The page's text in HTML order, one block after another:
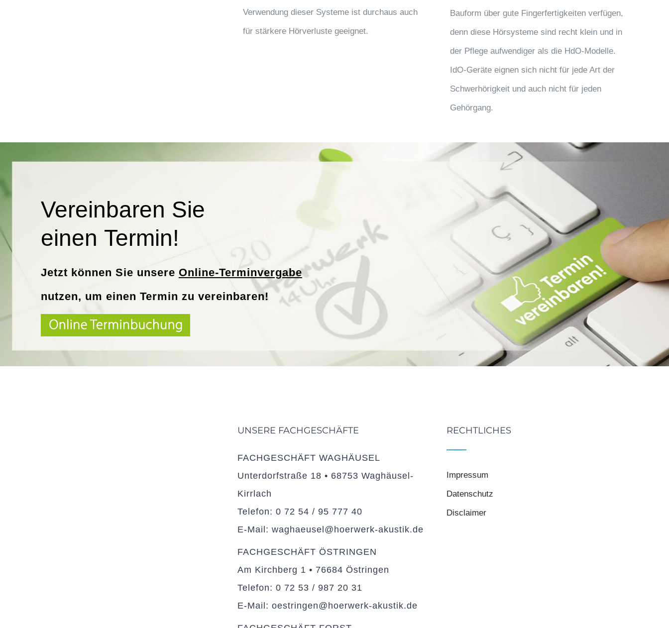
Verwendung dieser Systeme ist durchaus auch
für stärkere Hörverluste geeignet.
Bauform über gute Fingerfertigkeiten verfügen,
denn diese Hörsysteme sind recht klein und in
der Pflege aufwendiger als die HdO-Modelle.
IdO-Geräte eignen sich nicht für jede Art der
Schwerhörigkeit und auch nicht für jeden
Gehörgang.
Vereinbaren Sie
einen Termin!
Jetzt können Sie unsere Online-Terminvergabe
nutzen, um einen Termin zu vereinbaren!
UNSERE FACHGESCHÄFTE
FACHGESCHÄFT WAGHÄUSEL
Unterdorfstraße 18 • 68753 Waghäusel-
Kirrlach
Telefon: 0 72 54 / 95 777 40
E-Mail: waghaeusel@hoerwerk-akustik.de
FACHGESCHÄFT ÖSTRINGEN
Am Kirchberg 1 • 76684 Östringen
Telefon: 0 72 53 / 987 20 31
E-Mail: oestringen@hoerwerk-akustik.de
RECHTLICHES
Impressum
Datenschutz
Disclaimer